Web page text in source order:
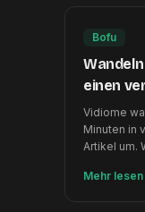
Bofu
einen
SEO-
Vidiome
Minuten in
Artikel um.
Sprachen.
Mehr lesen